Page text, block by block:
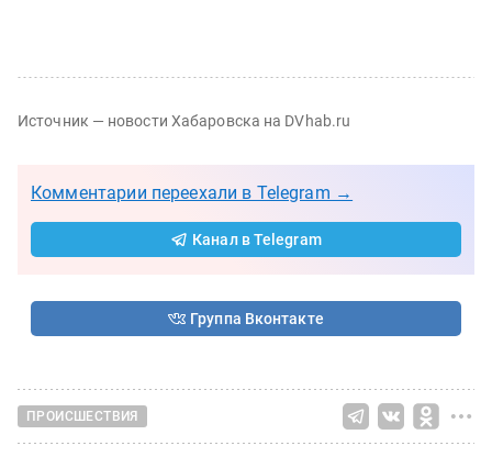
Источник — новости Хабаровска на DVhab.ru
Комментарии переехали в Telegram →
Канал в Telegram
Группа Вконтакте
ПРОИСШЕСТВИЯ